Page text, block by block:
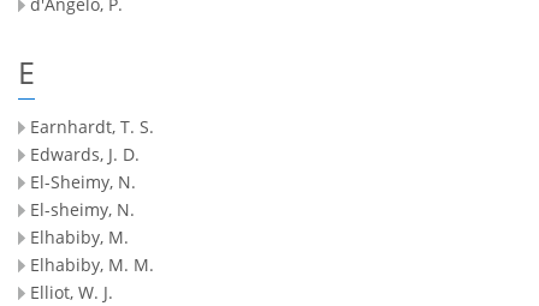
E
Earnhardt, T. S.
Edwards, J. D.
El-Sheimy, N.
El-sheimy, N.
Elhabiby, M.
Elhabiby, M. M.
Elliot, W. J.